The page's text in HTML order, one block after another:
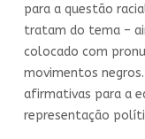
para a questão
tratam do tema –
colocado com
movimentos
afirmativas para a
representação